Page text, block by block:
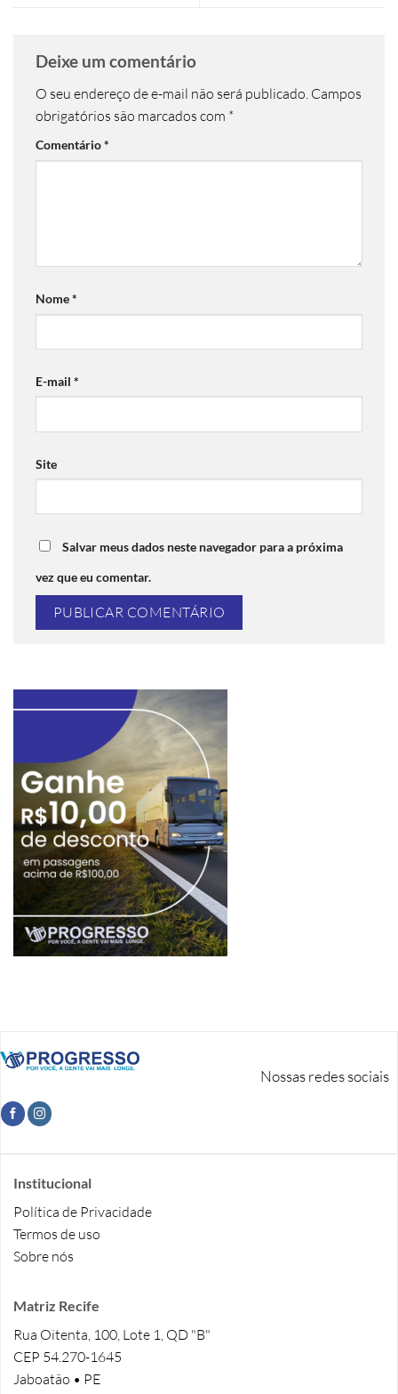
Deixe um comentário
O seu endereço de e-mail não será publicado. Campos
obrigatórios são marcados com *
Comentário*
Nome*
E-mail *
Site
Salvar meus dados neste navegador para a próxima
vez que eu comentar.
Nossas redes sociais
Institucional
Política de Privacidade
Termos de uso
Sobre nós
Matriz Recife
Rua Oitenta, 100, Lote 1, QD "B"
CEP 54.270-1645
Jaboatão • PE